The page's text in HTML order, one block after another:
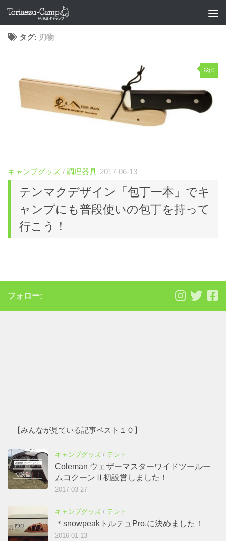
コンテンツへスキップ
タグ: 刃物
0
キャンプグッズ / 調理器具 2017-06-13
テンマクデザイン「包丁一本」でキ
ャンプにも普段使いの包丁を持って
行こう！
フォロー:
【みんなが見ている記事ベスト１０】
キャンプグッズ / テント
Coleman ウェザーマスターワイドツールー
ムコクーンⅡ初設営しました！
2017-03-27
キャンプグッズ / テント
＊snowpeakトルテュPro.に決めました！
2016-01-13